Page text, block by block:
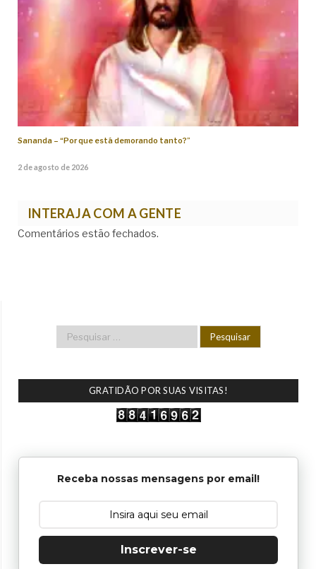
Sananda – “Por que está demorando tanto?”
2 de agosto de 2026
INTERAJA COM A GENTE
Comentários estão fechados.
GRATIDÃO POR SUAS VISITAS!
Receba nossas mensagens por email!
Inscrever-se